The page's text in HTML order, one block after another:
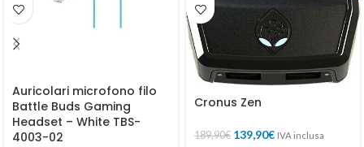
Auricolari microfono filo
Battle Buds Gaming
Headset – White TBS-
4003-02
Cronus Zen
189,90€ 139,90€ IVA inclusa